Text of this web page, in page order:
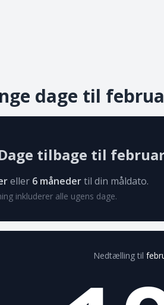
dage til
tilbage til
eller 6 månedertil din måldato.
inkluderer alle ugens dage.
Nedtælling til